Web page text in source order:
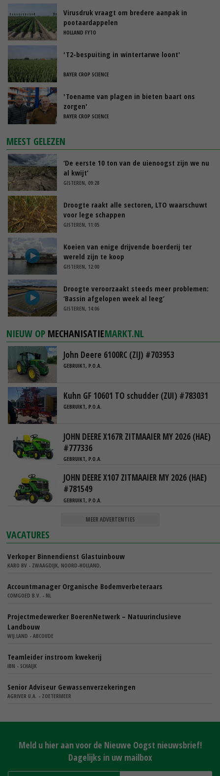
Virusdruk vraagt om bredere aanpak in
pootaardappelen
HOLLAND FYTO
'T2-bespuiting in wintertarwe loont'
BAYER CROP SCIENCE
'Toename van plagen in bieten baart ons
zorgen'
BAYER CROP SCIENCE
MEEST GELEZEN
‘De eerste 10 ton van de uienoogst zijn we nu
al kwijt’
GISTEREN, 09:28
Droogte raakt alle sectoren, LTO waarschuwt
voor lege schappen
GISTEREN, 11:05
Koeien van enige drijvende boerderij ter
wereld zijn te koop
GISTEREN, 12:00
Droogte veroorzaakt steeds meer problemen:
‘Bassin afgelopen week al leeg’
GISTEREN, 14:06
NIEUW OP MECHANISATIEMARKT.NL
John Deere 6100RC (ZIJ) #703953
GEBRUIKT, P.O.A.
Kuhn GF 10601 TO schudder (ZUI) #783031
GEBRUIKT, P.O.A.
JOHN DEERE X167R ZITMAAIER MY 2026 (HAE)
#777336
GEBRUIKT, P.O.A.
JOHN DEERE X107 ZITMAAIER MY 2026 (HAE)
#781549
GEBRUIKT, P.O.A.
MEER ADVERTENTIES
VACATURES
Verkoper Binnendienst Glastuinbouw
KARO BV - ZWAAGDIJK, NOORD-HOLLAND,
Accountmanager Organische Bodemverbeteraars
COMGOED B.V. - NL
Projectmedewerker BoerenNetwerk – Natuurinclusieve
Landbouw
WIJ.LAND - ABCOUDE
Teamleider instroom kwekerij
IBN - SCHAIJK
Senior Adviseur Gewassenverzekeringen
AGRIVER U.A. - ZOETERMEER
Meld u hier aan voor de Nieuwe Oogst nieuwsbrief!
Dagelijks in uw mailbox